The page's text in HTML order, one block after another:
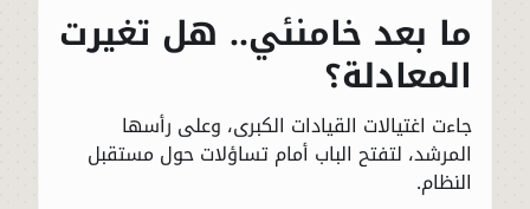
ما بعد خامنئي.. هل تغيرت
المعادلة؟
جاءت اغتيالات القيادات الكبرى، وعلى رأسها
المرشد، لتفتح الباب أمام تساؤلات حول مستقبل
النظام.